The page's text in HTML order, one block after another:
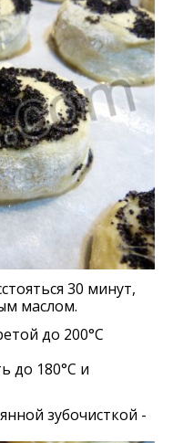
30 минут,
маслом.
до 200°С
до 180°С и
зубочисткой -